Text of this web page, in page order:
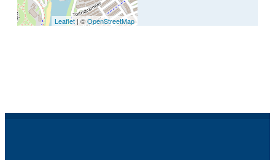
Leaflet | ©OpenStreetMap